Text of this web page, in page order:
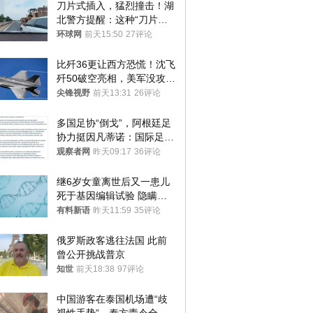
刀片式插入，猛烈撞击！湖
北警方提醒：这种“刀片超
车”，太危险了
环球网 前天15:50 27评论
比歼36更让西方恐慌！沈飞
歼50破空亮相，美军没攻克
的技术被拿下
尖锋视野 前天13:31 26评论
多国足协“倒戈”，阿根廷足
协力挺因凡蒂诺：国际足联
今后应继续在其领导下前行
观察者网 昨天09:17 36评论
继6岁女童离世后又一患儿
死于基因编辑试验 隐瞒一
年才对外披露
有料新语 昨天11:59 35评论
俄罗斯政客逃往法国 此前
曾公开挑战普京
知世 前天18:38 97评论
中国游客在泰国机场遭“歧